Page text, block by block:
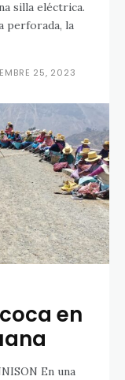
silla eléctrica.
perforada, la
25, 2023
en
En una